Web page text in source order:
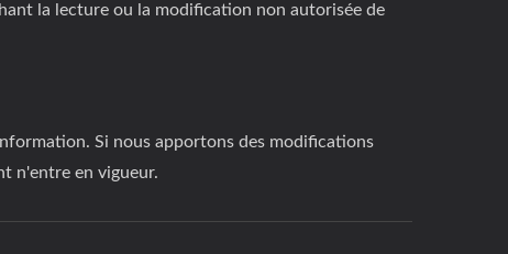
la lecture ou la modification non autorisée de
Si nous apportons des modifications
n'entre en vigueur.